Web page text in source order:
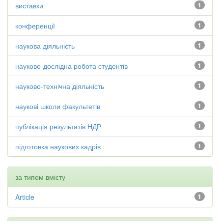
1
виставки
1
конференції
1
наукова діяльність
1
науково-дослідна робота студентів
1
науково-технічна діяльність
1
наукові школи факультетів
1
публікація результатів НДР
1
підготовка наукових кадрів
за типом вмісту
1
Article